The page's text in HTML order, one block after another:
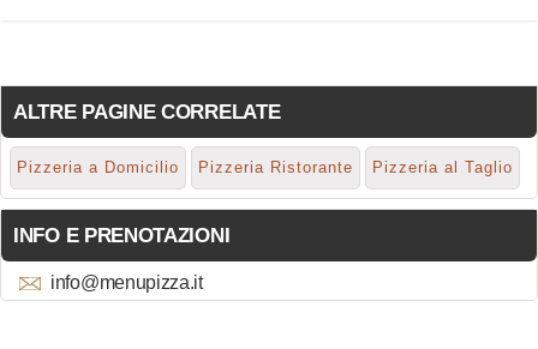
ALTRE PAGINE CORRELATE
Pizzeria a Domicilio Pizzeria Ristorante Pizzeria al Taglio
INFO E PRENOTAZIONI
info@menupizza.it